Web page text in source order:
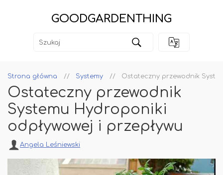
GOODGARDENTHING
Strona główna Systemy Ostateczny przewodnik
Ostateczny przewodnik
Systemu Hydroponiki
odpływowej i przepływu
Angela Leśniewski